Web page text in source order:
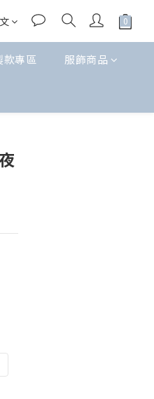
款專區 服飾商品